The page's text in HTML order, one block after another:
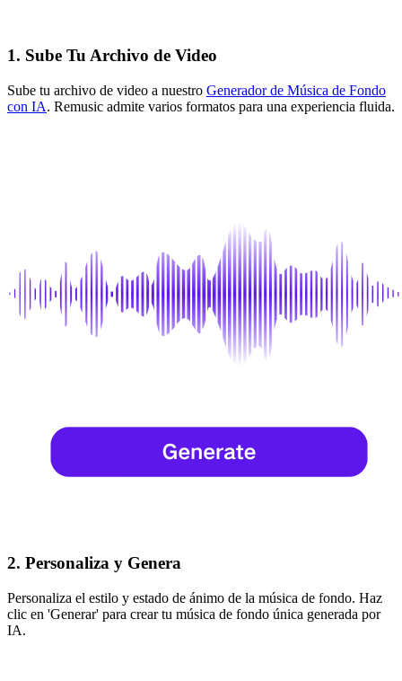
1. Sube Tu Archivo de Video
Sube tu archivo de video a nuestro Generador de Música de Fondo
con IA. Remusic admite varios formatos para una experiencia fluida.
2. Personaliza y Genera
Personaliza el estilo y estado de ánimo de la música de fondo. Haz
clic en 'Generar' para crear tu música de fondo única generada por
IA.